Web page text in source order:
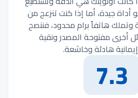
أداة جيدة، أما إذا كنت تنزعج من
وتملك هاتفاً برام محدود، فننصح
أخرى مفتوحة المصدر ونقية
هادئة وخاشعة.
7.3